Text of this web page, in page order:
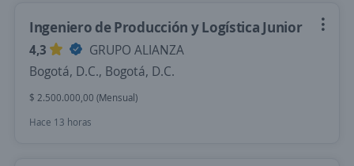
Ingeniero de Producción y Logística Junior
4,3
GRUPO ALIANZA
Bogotá, D.C., Bogotá, D.C.
$ 2.500.000,00 (Mensual)
Hace 13 horas